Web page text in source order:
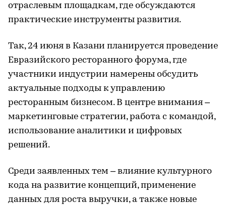
отраслевым площадкам, где обсуждаются
практические инструменты развития.
Так, 24 июня в Казани планируется проведение
Евразийского ресторанного форума, где
участники индустрии намерены обсудить
актуальные подходы к управлению
ресторанным бизнесом. В центре внимания –
маркетинговые стратегии, работа с командой,
использование аналитики и цифровых
решений.
Среди заявленных тем – влияние культурного
кода на развитие концепций, применение
данных для роста выручки, а также новые